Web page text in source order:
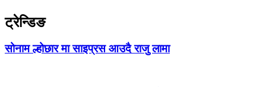
ट्रेन्डिङ
सोनाम ल्होछार मा साइप्रस आउदै राजु लामा